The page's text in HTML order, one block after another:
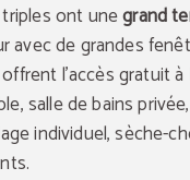
ont unegrand
avec de grandes
l'accès gratuit à
salle de bains
individuel, sèche-